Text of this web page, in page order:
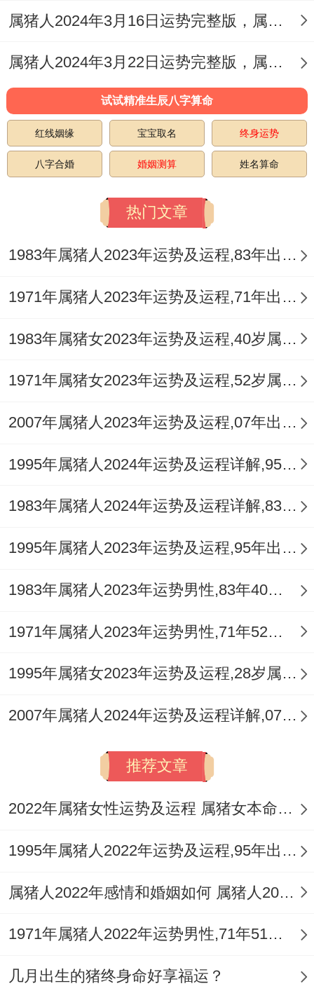
运，适当用到金色对属猪人正财方面得到不
财运更稳定.
3、淡蓝色
淡蓝色颜色是对属猪人的感情运势还算好，
桃花运有点低迷，但也不会有隐藏的桃花星,
但如果想要脱单的属猪人都要懂得避开下，
适当用到淡蓝色衣服才能更好提高自身颜
属猪人2024年3月16日运势完整版，属猪2024年3月16日今日运势如何
属猪人2024年3月22日运势完整版，属猪2024年3月22日今日运势如何
试试精准生辰八字算命
红线姻缘 宝宝取名 终身运势
八字合婚 婚姻测算 姓名算命
热门文章
1983年属猪人2023年运势及运程,83年出生的40岁生肖猪2023年每月运势详解
1971年属猪人2023年运势及运程,71年出生的52岁生肖猪2023年每月运势详解
1983年属猪女2023年运势及运程,40岁属猪人2023全年每月运势女性如何
1971年属猪女2023年运势及运程,52岁属猪人2023全年每月运势女性如何
2007年属猪人2023年运势及运程,07年出生的16岁生肖猪2023年每月运势详解
1995年属猪人2024年运势及运程详解,95年出生29岁肖猪人在2024全年每月运势完整版
1983年属猪人2024年运势及运程详解,83年出生41岁肖猪人在2024全年每月运势完整版
1995年属猪人2023年运势及运程,95年出生的28岁生肖猪2023年每月运势详解
1983年属猪人2023年运势男性,83年40岁属猪男2023年每月运程怎么样
1971年属猪人2023年运势男性,71年52岁属猪男2023年每月运程怎么样
1995年属猪女2023年运势及运程,28岁属猪人2023全年每月运势女性如何
2007年属猪人2024年运势及运程详解,07年出生17岁肖猪人在2024全年每月运势完整版
推荐文章
2022年属猪女性运势及运程 属猪女本命年带什么转运
1995年属猪人2022年运势及运程,95年出生的27岁属猪2022年每月运程详解
属猪人2022年感情和婚姻如何 属猪人2022年如何旺桃花
1971年属猪人2022年运势男性,71年51岁属猪男2022年每月运程怎么样
几月出生的猪终身命好享福运？